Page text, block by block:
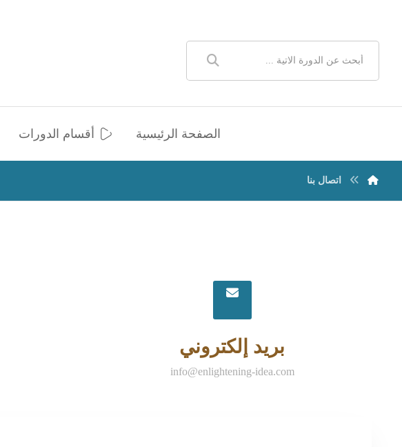
الصفحة الرئيسية أقسام الدورات
اتصال بنا
بريد إلكتروني
info@enlightening-idea.com